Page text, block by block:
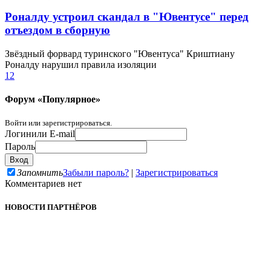
Роналду устроил скандал в "Ювентусе" перед
отъездом в сборную
Звёздный форвард туринского "Ювентуса" Криштиану
Роналду нарушил правила изоляции
1 2
Форум «Популярное»
Войти или зарегистрироваться.
Логинили E-mail
Пароль
ЗапомнитьЗабыли пароль? | Зарегистрироваться
Комментариев нет
НОВОСТИ ПАРТНЁРОВ